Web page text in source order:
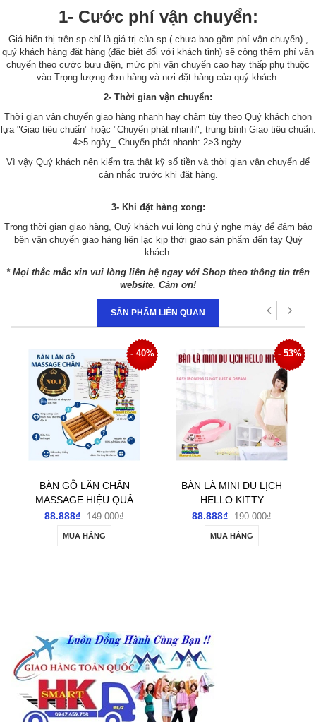
1- Cước phí vận chuyển:
Giá hiển thị trên sp chỉ là giá trị của sp ( chưa bao gồm phí vận chuyển) ,
quý khách hàng đặt hàng (đặc biệt đối với khách tỉnh) sẽ cộng thêm phí vận
chuyển theo cước bưu điện, mức phí vận chuyển cao hay thấp phụ thuộc
vào Trọng lượng đơn hàng và nơi đặt hàng của quý khách.
2- Thời gian vận chuyển:
Thời gian vận chuyển giao hàng nhanh hay chậm tùy theo Quý khách chọn
lựa "Giao tiêu chuẩn" hoặc "Chuyển phát nhanh", trung bình Giao tiêu chuẩn:
4>5 ngày_ Chuyển phát nhanh: 2>3 ngày.
Vì vậy Quý khách nên kiểm tra thật kỹ số tiền và thời gian vận chuyển để
cân nhắc trước khi đặt hàng.
3- Khi đặt hàng xong:
Trong thời gian giao hàng, Quý khách vui lòng chú ý nghe máy để đảm bảo
bên vận chuyển giao hàng liên lạc kịp thời giao sản phẩm đến tay Quý
khách.
* Mọi thắc mắc xin vui lòng liên hệ ngay với Shop theo thông tin trên
website. Cảm ơn!
SẢN PHẨM LIÊN QUAN
- 53%
BÀN LÀ MINI DU LỊCH
HELLO KITTY
88.888₫ 190.000₫
MUA HÀNG
- 33%
BẢNG SỐ ĐIỆN THOẠI
GẮN Ô TÔ KHI DỪNG
ĐỖ XE
66.666₫ 99.000₫
TÙY CHỌN